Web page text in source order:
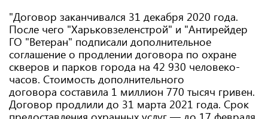
"Договор заканчивался 31 декабря 2020 года.
После чего "Харьковзеленстрой" и "Антирейдер
ГО "Ветеран" подписали дополнительное
соглашение о продлении договора по охране
скверов и парков города на 42 930 человеко-
часов. Стоимость дополнительного
договора составила 1 миллион 770 тысяч гривен.
Договор продлили до 31 марта 2021 года. Срок